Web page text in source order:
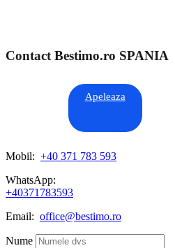
Contact Bestimo.ro SPANIA
Apeleaza
Mobil: +40 371 783 593
WhatsApp:
+40371783593
Email: office@bestimo.ro
Nume